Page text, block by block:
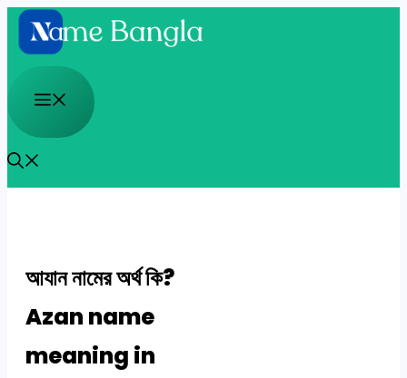
Skip
to
content
Menu
আযান নামের অর্থ কি?
Azan name
meaning in